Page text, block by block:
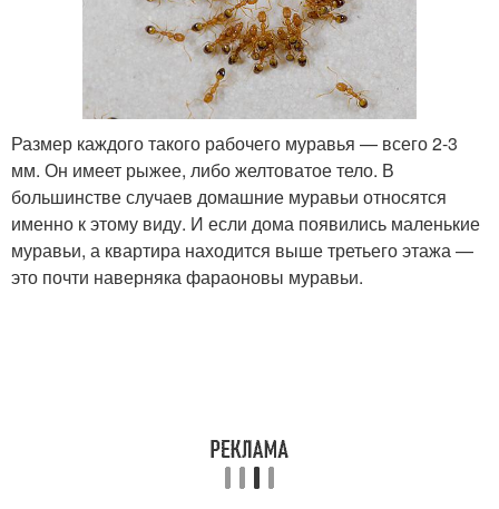
Размер каждого такого рабочего муравья — всего 2-3
мм. Он имеет рыжее, либо желтоватое тело. В
большинстве случаев домашние муравьи относятся
именно к этому виду. И если дома появились маленькие
муравьи, а квартира находится выше третьего этажа —
это почти наверняка фараоновы муравьи.